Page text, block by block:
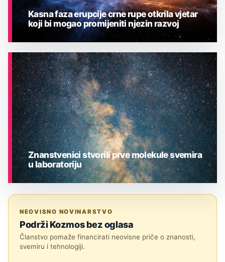
ASTRONOMIJA
Kasna faza erupcije crne rupe otkrila vjetar
koji bi mogao promijeniti njezin razvoj
Znanstvenici stvorili prve molekule svemira
u laboratoriju
NEOVISNO NOVINARSTVO
Podrži Kozmos bez oglasa
Članstvo pomaže financirati neovisne priče o znanosti,
svemiru i tehnologiji.